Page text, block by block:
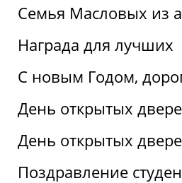
Семья Масловых из
Награда для лучших
С новым Годом,
День открытых
День открытых
Поздравление